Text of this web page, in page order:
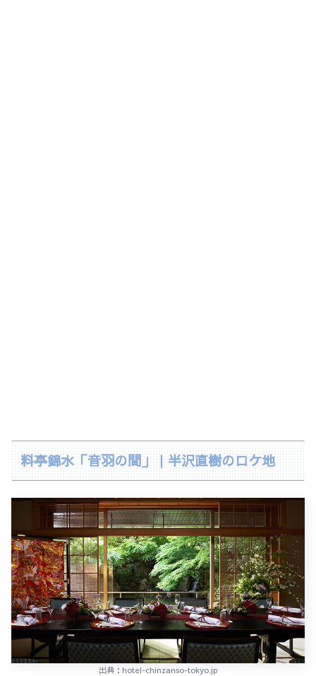
料亭錦水「音羽の間」｜半沢直樹のロケ地
出典：hotel-chinzanso-tokyo.jp